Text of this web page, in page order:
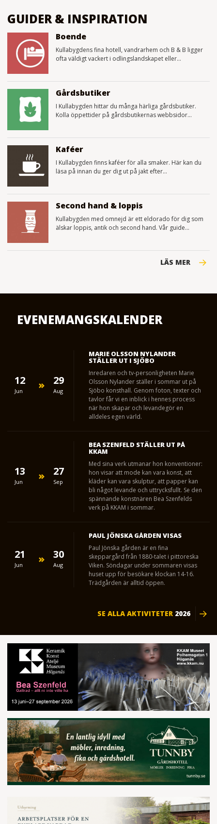
GUIDER & INSPIRATION
Boende
Kullabygdens fina hotell, vandrarhem och B & B ligger
ofta väldigt vackert i odlingslandskapet eller...
Gårdsbutiker
I Kullabygden hittar du många härliga gårdsbutiker.
Kolla öppettider på gårdsbutikernas webbsidor...
Kaféer
I Kullabygden finns kaféer för alla smaker. Här kan du
läsa på innan du ger dig ut på jakt efter...
Second hand & loppis
Kullabygden med omnejd är ett eldorado för dig som
älskar loppis, antik och second hand. Vår guide...
LÄS MER
EVENEMANGSKALENDER
12
Jun
29
Aug
MARIE OLSSON NYLANDER
STÄLLER UT I SJÖBO
Inredaren och tv-personligheten Marie
Olsson Nylander ställer i sommar ut på
Sjöbo konsthall. Genom foton, texter och
tavlor får vi en inblick i hennes process
när hon skapar och levandegör en
alldeles egen värld.
13
Jun
27
Sep
BEA SZENFELD STÄLLER UT PÅ
KKAM
Med sina verk utmanar hon konventioner:
hon visar att mode kan vara konst, att
kläder kan vara skulptur, att papper kan
bli något levande och uttrycksfullt. Se den
spännande konstnären Bea Szenfelds
verk på KKAM i sommar.
21
Jun
30
Aug
PAUL JÖNSKA GÅRDEN VISAS
Paul Jönska gården är en fina
skeppargård från 1880-talet i pittoreska
Viken. Söndagar under sommaren visas
huset upp för besökare klockan 14-16.
Trädgården är alltid öppen.
SE ALLA AKTIVITETER 2026